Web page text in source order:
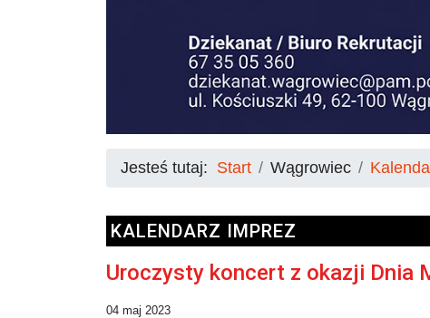
Jesteś tutaj: Start Wągrowiec
KALENDARZ IMPREZ
Uroczysty koncert z okazji Dnia
04 maj 2023